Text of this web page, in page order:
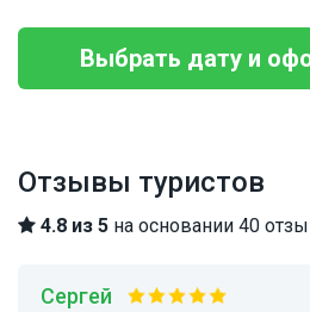
Выбрать дату и
Отзывы туристов
4.8 из 5 на основании 40
Сергей